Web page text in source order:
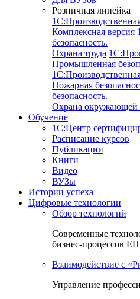
Розничная линейка
Комплексная версия
безопасность.
Охрана труда
Промышленная
Пожарная
безопасность.
Охрана окружающей
Обучение
1C:Центр
Расписание курсов
Публикации
Книги
Видео
ВУЗы
Истории успеха
Цифровые технологии
Обзор технологий
Современные
бизнес-процессов
Взаимодействие с
Управление